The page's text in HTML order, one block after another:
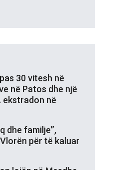
30 vitesh në
në Patos dhe një
ekstradon në
dhe familje”,
për të kaluar